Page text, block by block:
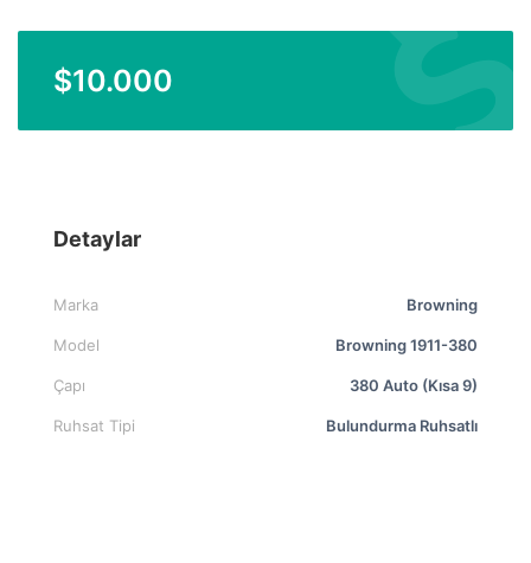
$10.000
Detaylar
Marka Browning
Model Browning 1911-380
Çapı 380 Auto (Kısa 9)
Ruhsat Tipi Bulundurma Ruhsatlı